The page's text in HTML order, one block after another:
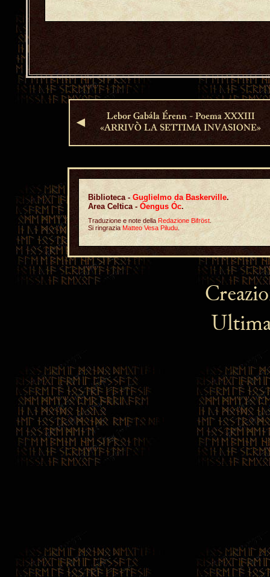
◄
Lebor Gabála Érenn - Poema XXXIII
«ARRIVÒ LA SETTIMA INVASIONE»
Biblioteca -Guglielmo da Baskerville.
Area Celtica -Óengus Óc.
Traduzione e note dellaRedazione Bifröst
Si ringraziaMatteo Vesa Piludu